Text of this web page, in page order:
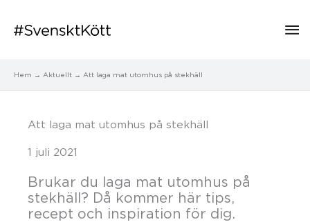
Hem Aktuellt Att laga mat utomhus på stekhäll
Att laga mat utomhus på stekhäll
1 juli 2021
Brukar du laga mat utomhus på
stekhäll? Då kommer här tips,
recept och inspiration för dig.